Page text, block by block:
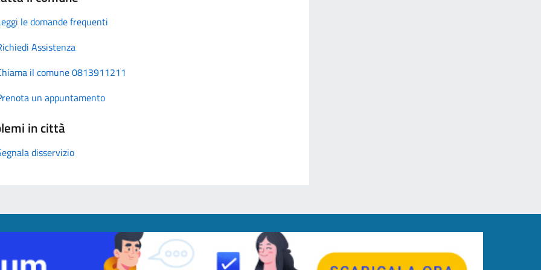
le domande frequenti
Assistenza
il comune 0813911211
un appuntamento
in città
disservizio